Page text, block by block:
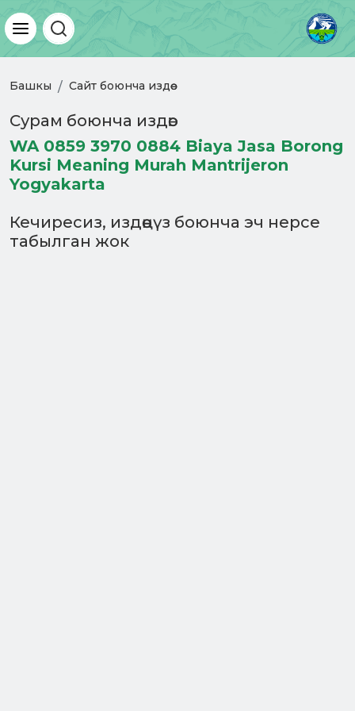
Башкы Сайт боюнча издөө
Сурам боюнча издөө:
WA 0859 3970 0884 Biaya Jasa Borong
Kursi Meaning Murah Mantrijeron
Yogyakarta
Кечиресиз, издөөңүз боюнча эч нерсе
табылган жок